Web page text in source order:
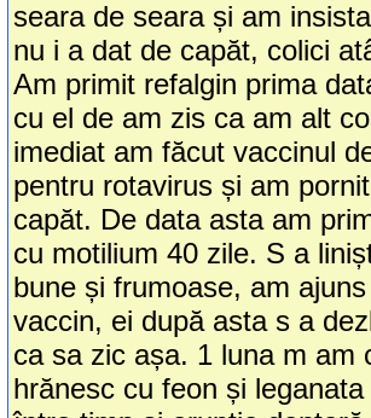
seara de seara și am
nu i a dat de capăt, colici
Am primit refalgin prima
cu el de am zis ca am alt
imediat am făcut vaccinul
pentru rotavirus și am
capăt. De data asta am
cu motilium 40 zile. S a
bune și frumoase, am
vaccin, ei după asta s a
ca sa zic așa. 1 luna m am
hrănesc cu feon și